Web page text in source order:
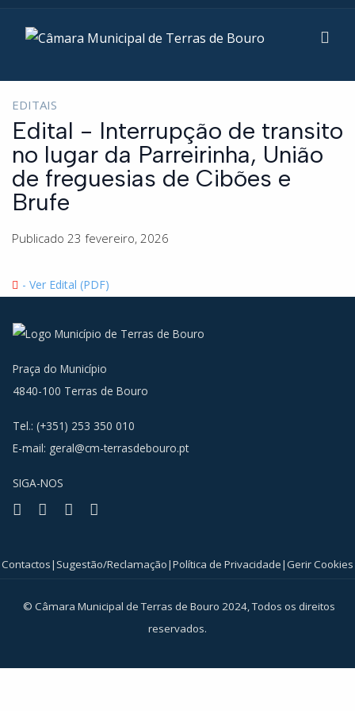
EDITAIS
Edital - Interrupção de transito
no lugar da Parreirinha, União
de freguesias de Cibões e
Brufe
Publicado 23 fevereiro, 2026
- Ver Edital (PDF)
Praça do Município
4840-100 Terras de Bouro
Tel.: (+351) 253 350 010
E-mail: geral@cm-terrasdebouro.pt
SIGA-NOS
Facebook
Youtube
Instagram
© Câmara Municipal de Terras de Bouro 2024, Todos os direitos
reservados.
Contactos| Sugestão/Reclamação|Política de Privacidade|Gerir Cookies